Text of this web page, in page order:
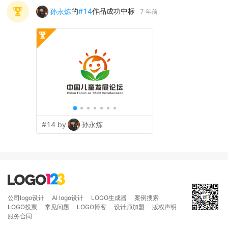
孙永炼的#14作品成功中标 7 年前
#14 by 孙永炼
公司logo设计 AI logo设计 LOGO生成器
案例搜索
LOGO投票
常见问题 LOGO博客 设计师加盟
版权声明
服务合同